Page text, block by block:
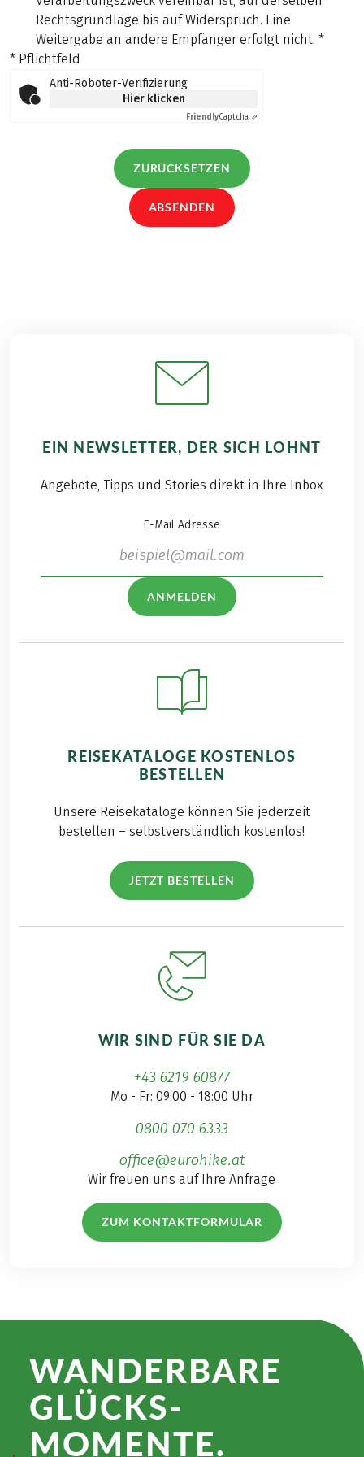
Rechtsgrundlage bis auf Widerspruch. Eine
Weitergabe an andere Empfänger erfolgt nicht. *
* Pflichtfeld
Anti-Roboter-Verifizierung
Hier klicken
FriendlyCaptcha ⇗
ZURÜCKSETZEN
ABSENDEN
EIN NEWSLETTER, DER SICH LOHNT
Angebote, Tipps und Stories direkt in Ihre Inbox
E-Mail Adresse
ANMELDEN
REISEKATALOGE KOSTENLOS
BESTELLEN
Unsere Reisekataloge können Sie jederzeit
bestellen – selbstverständlich kostenlos!
JETZT BESTELLEN
WIR SIND FÜR SIE DA
+43 6219 60877
Mo - Fr: 09:00 - 18:00 Uhr
0800 070 6333
office@eurohike.at
Wir freuen uns auf Ihre Anfrage
ZUM KONTAKTFORMULAR
WANDER­BARE
GLÜCKS­
MOMENTE.